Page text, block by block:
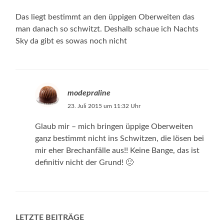
Das liegt bestimmt an den üppigen Oberweiten das
man danach so schwitzt. Deshalb schaue ich Nachts
Sky da gibt es sowas noch nicht
modepraline
23. Juli 2015 um 11:32 Uhr
Glaub mir – mich bringen üppige Oberweiten
ganz bestimmt nicht ins Schwitzen, die lösen bei
mir eher Brechanfälle aus!! Keine Bange, das ist
definitiv nicht der Grund! 🙂
LETZTE BEITRÄGE